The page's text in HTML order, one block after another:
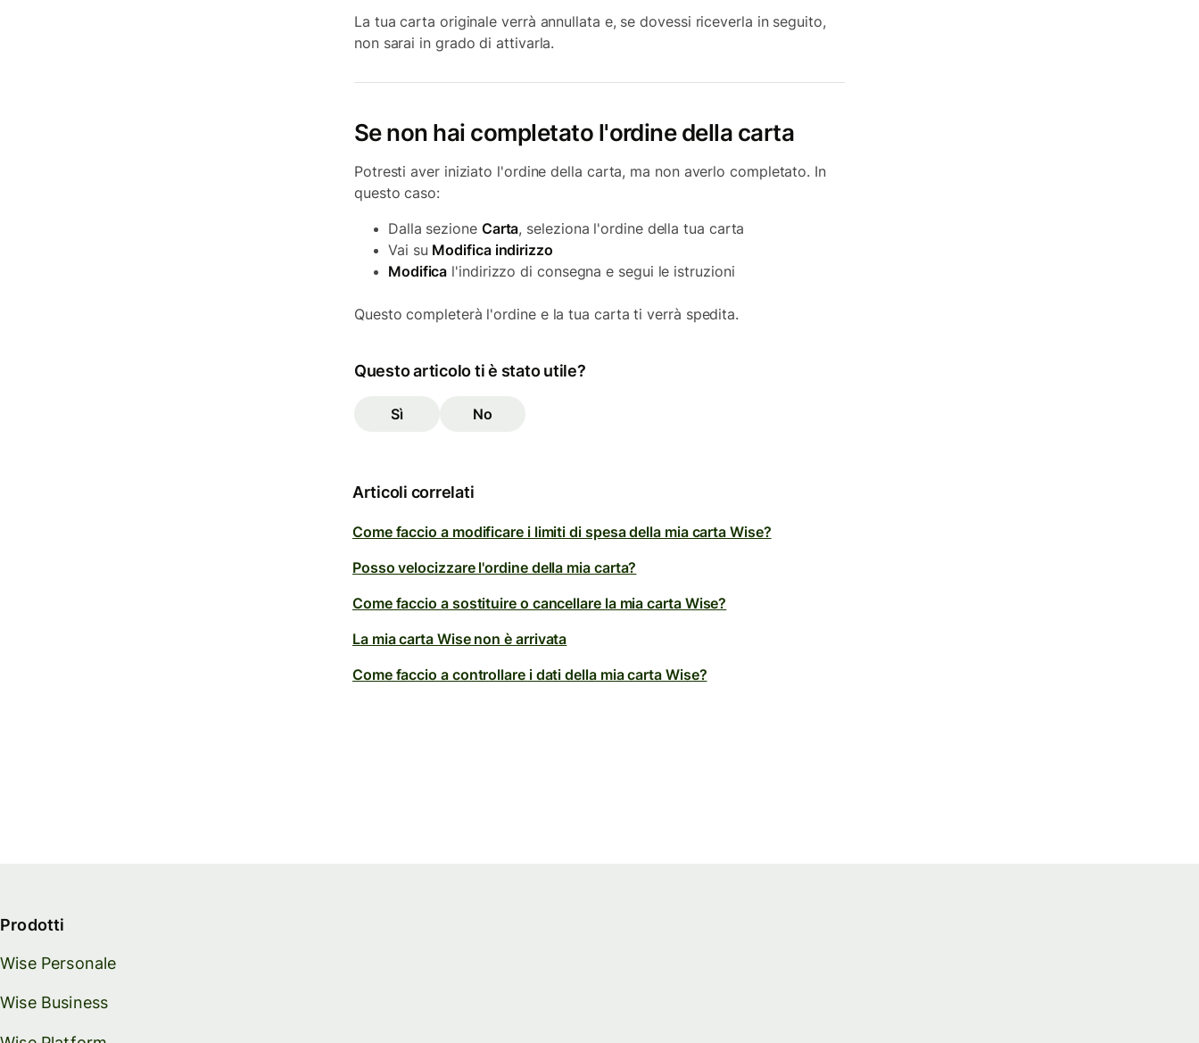
La tua carta originale verrà annullata e, se dovessi riceverla in seguito,
non sarai in grado di attivarla.
Se non hai completato l'ordine della carta
Potresti aver iniziato l'ordine della carta, ma non averlo completato. In
questo caso:
Dalla sezione Carta, seleziona l'ordine della tua carta
Vai su Modifica indirizzo
Modifica l'indirizzo di consegna e segui le istruzioni
Questo completerà l'ordine e la tua carta ti verrà spedita.
Questo articolo ti è stato utile?
Sì No
Articoli correlati
Come faccio a modificare i limiti di spesa della mia carta Wise?
Posso velocizzare l'ordine della mia carta?
Come faccio a sostituire o cancellare la mia carta Wise?
La mia carta Wise non è arrivata
Come faccio a controllare i dati della mia carta Wise?
Prodotti
Wise Personale
Wise Business